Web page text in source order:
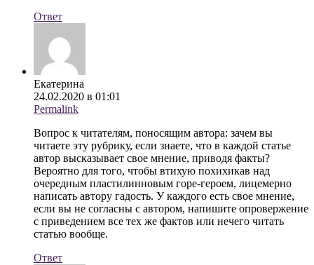
Ответ
Екатерина
24.02.2020 в 01:01
Permalink
Вопрос к читателям, поносящим автора: зачем вы
читаете эту рубрику, если знаете, что в каждой статье
автор высказывает свое мнение, приводя факты?
Вероятно для того, чтобы втихую похихикав над
очередным пластилинновым горе-героем, лицемерно
написать автору гадость. У каждого есть свое мнение,
если вы не согласны с автором, напишите опровержение
с приведением все тех же фактов или нечего читать
статью вообще.
Ответ